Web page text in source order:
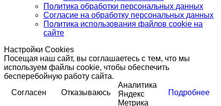
Политика обработки персональных данных
Согласие на обработку персональных данных
Политика использования файлов cookie на
сайте
Настройки Cookies
Посещая наш сайт, вы соглашаетесь с тем, что мы
используем файлы cookie, чтобы обеспечить
бесперебойную работу сайта.
Согласен
Отказываюсь Подробнее
Аналитика
Яндекс
Метрика